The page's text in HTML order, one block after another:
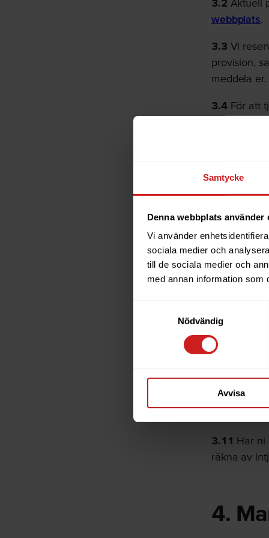
Samtycke
Denna webbplats använder
Vi använder
sociala medier och
till de sociala medier och
med annan information som
Nödvändig
Avvisa
3.2 Aktuell
webbplats.
3.3 Vi
provision,
meddela er.
3.4För att
det här
3.7För att
3.8Ni kan
3.9
För att
efter
som
3.10
3.11 Har ni
räkna av
4.